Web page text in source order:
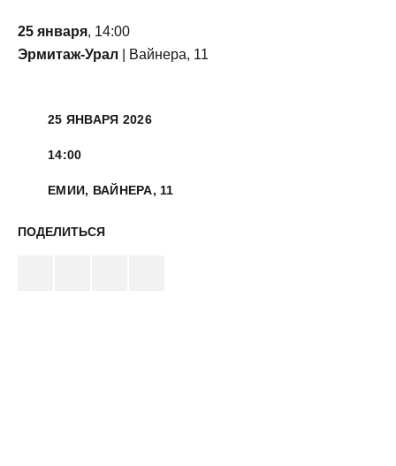
25 января, 14:00
Эрмитаж-Урал | Вайнера, 11
25 ЯНВАРЯ 2026
14:00
ЕМИИ, ВАЙНЕРА, 11
ПОДЕЛИТЬСЯ